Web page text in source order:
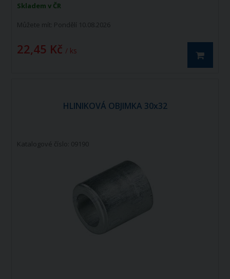
Skladem v ČR
Můžete mít: Pondělí 10.08.2026
22,45 Kč / ks
HLINIKOVÁ OBJIMKA 30x32
Katalogové číslo: 09190